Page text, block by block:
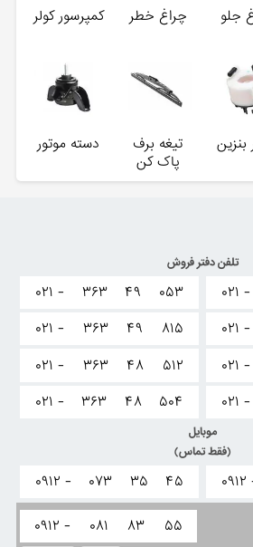
جلو چراغ خطر کمپرسور کولر
بنزین
تیغه برف
پاک کن
دسته موتور
تلفن دفتر فروش
۰۲۱ -
۰۲۱ -
۰۲۱ -
۰۲۱ -
۰۲۱ - ۳۶۳ ۴۹
۰۵۳
۰۲۱ -
۳۶۳ ۴۹
۸۱۵
۰۲۱ -
۳۶۳ ۴۸
۵۱۲
۰۲۱ -
۳۶۳ ۴۸ ۵۰۴
موبایل
(فقط تماس)
- ۰۹۱۲ - ۰۷۳ ۳۵ ۴۵
۰۹۱۲ - ۰۸۱ ۸۳ ۵۵